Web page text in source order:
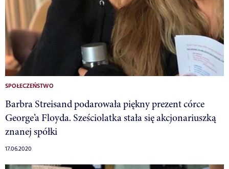
SPOŁECZEŃSTWO
Barbra Streisand podarowała piękny prezent córce
George’a Floyda. Sześciolatka stała się akcjonariuszką
znanej spółki
17.06.2020